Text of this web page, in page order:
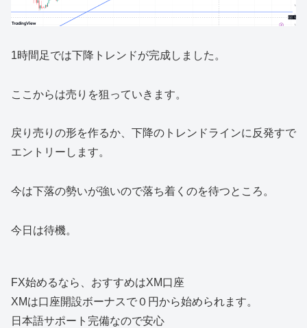
1時間足では下降トレンドが完成しました。
ここからは売りを狙っていきます。
戻り売りの形を作るか、下降のトレンドラインに反発すで
エントリーします。
今は下落の勢いが強いので落ち着くのを待つところ。
今日は待機。
FX始めるなら、おすすめはXM口座
XMは口座開設ボーナスで０円から始められます。
日本語サポート完備なので安心